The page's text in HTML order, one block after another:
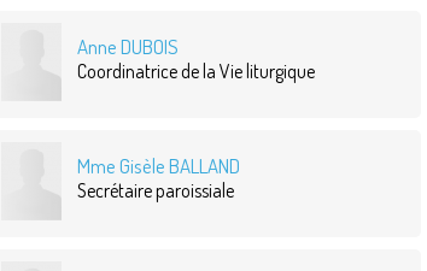
Anne DUBOIS
Coordinatrice de la Vie liturgique
Mme Gisèle BALLAND
Secrétaire paroissiale